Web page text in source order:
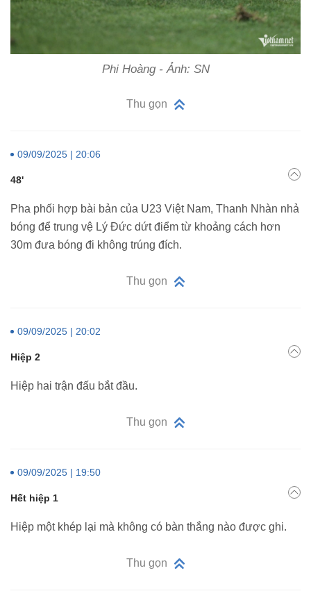
Phi Hoàng - Ảnh: SN
Thu gọn
09/09/2025 | 20:06
48'
Pha phối hợp bài bản của U23 Việt Nam, Thanh Nhàn nhả
bóng để trung vệ Lý Đức dứt điểm từ khoảng cách hơn
30m đưa bóng đi không trúng đích.
Thu gọn
09/09/2025 | 20:02
Hiệp 2
Hiệp hai trận đấu bắt đầu.
Thu gọn
09/09/2025 | 19:50
Hết hiệp 1
Hiệp một khép lại mà không có bàn thắng nào được ghi.
Thu gọn